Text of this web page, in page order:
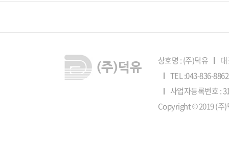
상호명 : (주)덕유
TEL :043-836-
사업자등록번호 :
Copyright © 2019 (주